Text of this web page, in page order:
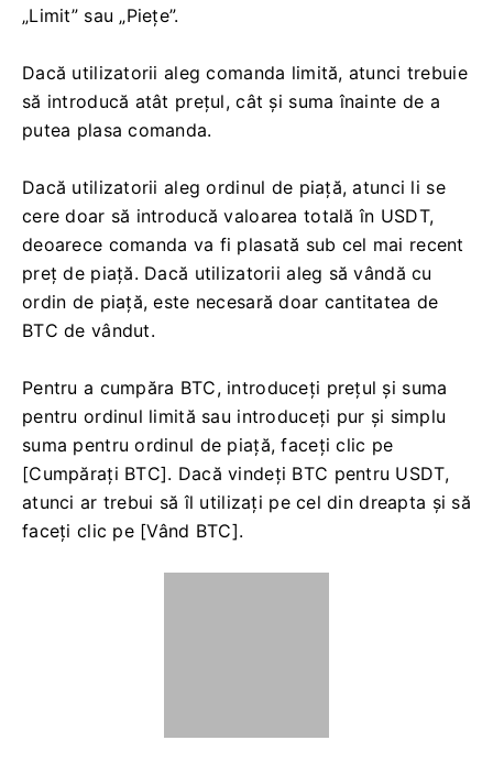
„Limit” sau „Piețe”.
Dacă utilizatorii aleg comanda limită, atunci trebuie
să introducă atât prețul, cât și suma înainte de a
putea plasa comanda.
Dacă utilizatorii aleg ordinul de piață, atunci li se
cere doar să introducă valoarea totală în USDT,
deoarece comanda va fi plasată sub cel mai recent
preț de piață. Dacă utilizatorii aleg să vândă cu
ordin de piață, este necesară doar cantitatea de
BTC de vândut.
Pentru a cumpăra BTC, introduceți prețul și suma
pentru ordinul limită sau introduceți pur și simplu
suma pentru ordinul de piață, faceți clic pe
[Cumpărați BTC]. Dacă vindeți BTC pentru USDT,
atunci ar trebui să îl utilizați pe cel din dreapta și să
faceți clic pe [Vând BTC].